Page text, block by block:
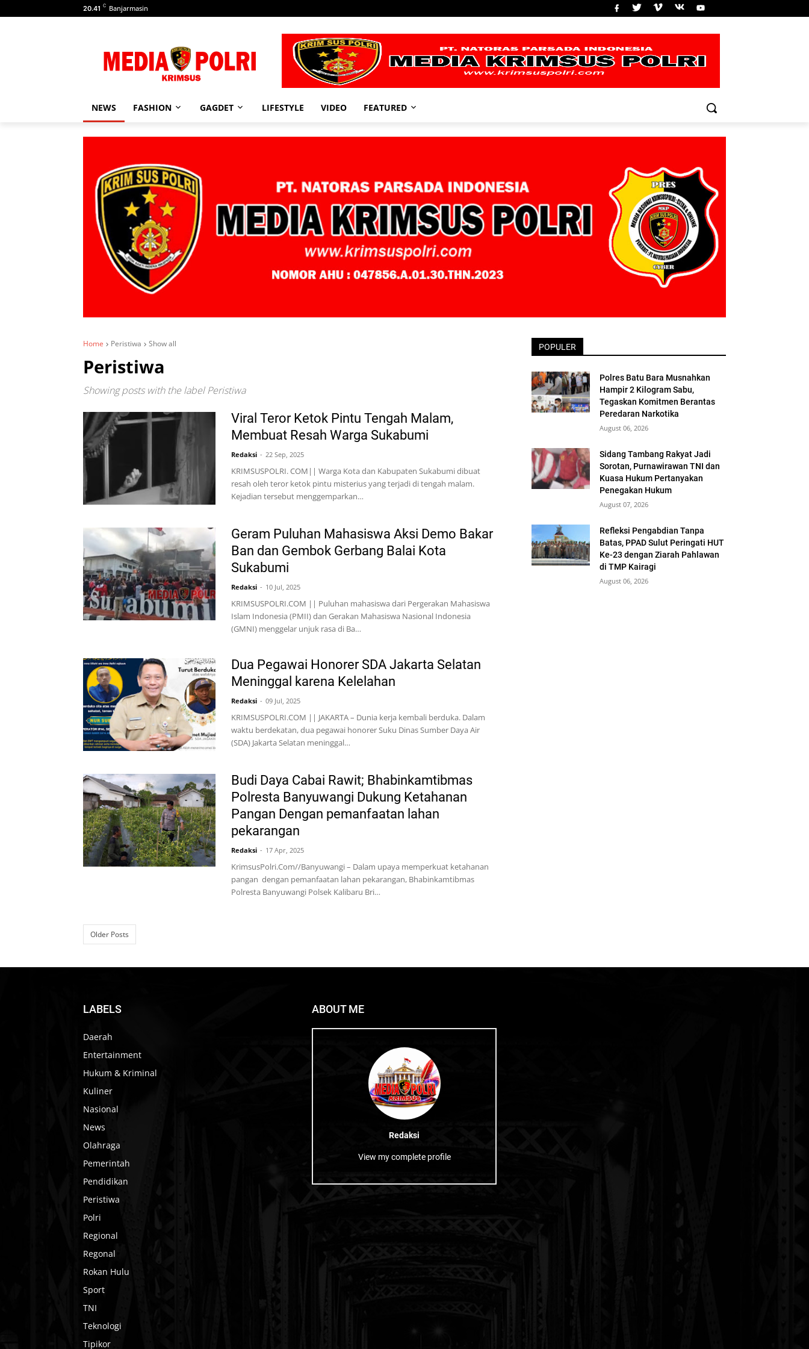
20.41 C Banjarmasin
NEWS FASHION GAGDET LIFESTYLE VIDEO FEATURED
Home Peristiwa Show all
Peristiwa
Showing posts with the labelPeristiwa
Viral Teror Ketok Pintu Tengah Malam,
Membuat Resah Warga Sukabumi
Redaksi 22 Sep, 2025
KRIMSUSPOLRI. COM|| Warga Kota dan Kabupaten Sukabumi dibuat
resah oleh teror ketok pintu misterius yang terjadi di tengah malam.
‎Kejadian tersebut menggemparkan…
Geram Puluhan Mahasiswa Aksi Demo Bakar
Ban dan Gembok Gerbang Balai Kota
Sukabumi
Redaksi 10 Jul, 2025
KRIMSUSPOLRI.COM || Puluhan mahasiswa dari Pergerakan Mahasiswa
Islam Indonesia (PMII) dan Gerakan Mahasiswa Nasional Indonesia
(GMNI) menggelar unjuk rasa di Ba…
Dua Pegawai Honorer SDA Jakarta Selatan
Meninggal karena Kelelahan
Redaksi 09 Jul, 2025
KRIMSUSPOLRI.COM || JAKARTA – Dunia kerja kembali berduka. Dalam
waktu berdekatan, dua pegawai honorer Suku Dinas Sumber Daya Air
(SDA) Jakarta Selatan meninggal…
Budi Daya Cabai Rawit; Bhabinkamtibmas
Polresta Banyuwangi Dukung Ketahanan
Pangan Dengan pemanfaatan lahan
pekarangan
Redaksi 17 Apr, 2025
KrimsusPolri.Com//Banyuwangi – Dalam upaya memperkuat ketahanan
pangan dengan pemanfaatan lahan pekarangan, Bhabinkamtibmas
Polresta Banyuwangi Polsek Kalibaru Bri…
Older Posts
POPULER
Polres Batu Bara Musnahkan
Hampir 2 Kilogram Sabu,
Tegaskan Komitmen Berantas
Peredaran Narkotika
August 06, 2026
Sidang Tambang Rakyat Jadi
Sorotan, Purnawirawan TNI dan
Kuasa Hukum Pertanyakan
Penegakan Hukum
August 07, 2026
Refleksi Pengabdian Tanpa
Batas, PPAD Sulut Peringati HUT
Ke-23 dengan Ziarah Pahlawan
di TMP Kairagi
August 06, 2026
LABELS
Daerah
Entertainment
Hukum & Kriminal
Kuliner
Nasional
News
Olahraga
Pemerintah
Pendidikan
Peristiwa
Polri
Regional
Regonal
Rokan Hulu
Sport
TNI
Teknologi
Tipikor
ABOUT ME
Redaksi
View my complete profile